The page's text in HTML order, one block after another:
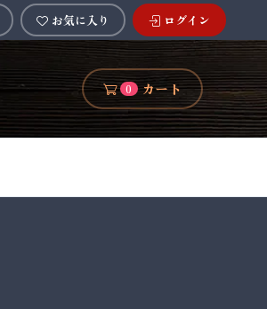
お気に入り ログイン
0 カート